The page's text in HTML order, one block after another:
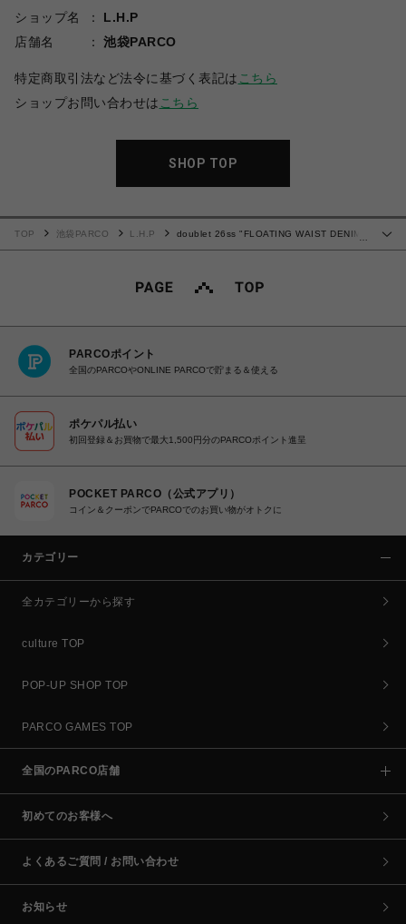
ショップ名
L.H.P
店舗名
池袋PARCO
特定商取引法など法令に基づく表記は こちら
ショップお問い合わせは こちら
SHOP TOP
…
TOP 池袋PARCO L.H.P
doublet 26ss "FLOATING WAIST DENIM
PARCOポイント
全国のPARCOやONLINE PARCOで貯まる＆使える
ポケパル払い
初回登録＆お買物で最大1,500円分のPARCOポイント進呈
POCKET PARCO（公式アプリ）
コイン＆クーポンでPARCOでのお買い物がオトクに
カテゴリー
全カテゴリーから探す
culture TOP
POP-UP SHOP TOP
PARCO GAMES TOP
全国のPARCO店舗
初めてのお客様へ
よくあるご質問 / お問い合わせ
お知らせ